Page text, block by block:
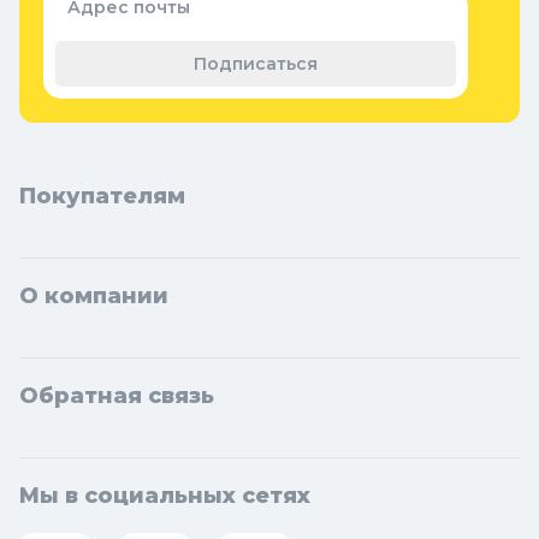
Теплицы, парники и укрывной
Адрес почты
Подписаться
Покупателям
О компании
Обратная связь
Мы в социальных сетях